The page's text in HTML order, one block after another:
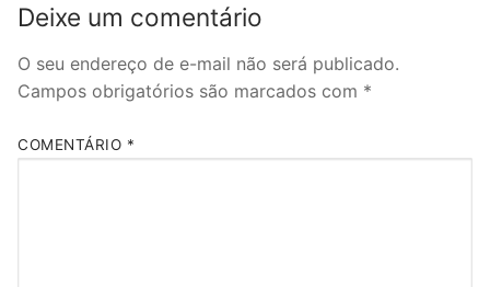
Deixe um comentário
O seu endereço de e-mail não será publicado.
Campos obrigatórios são marcados com *
COMENTÁRIO *